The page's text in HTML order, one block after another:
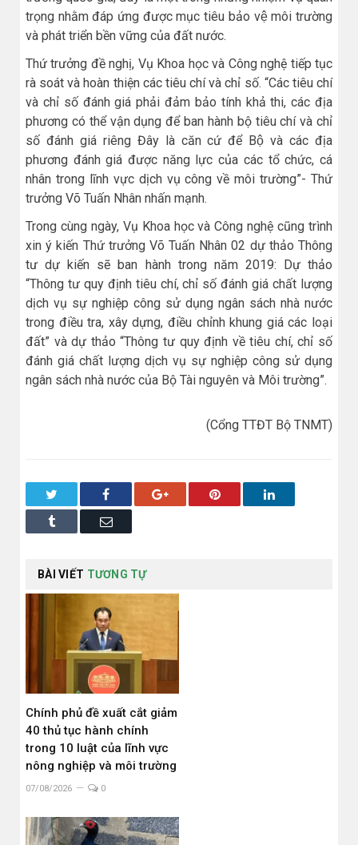
trọng nhằm đáp ứng được mục tiêu bảo vệ môi trường
và phát triển bền vững của đất nước.
Thứ trưởng đề nghị, Vụ Khoa học và Công nghệ tiếp tục
rà soát và hoàn thiện các tiêu chí và chỉ số. “Các tiêu chí
và chỉ số đánh giá phải đảm bảo tính khả thi, các địa
phương có thể vận dụng để ban hành bộ tiêu chí và chỉ
số đánh giá riêng Đây là căn cứ để Bộ và các địa
phương đánh giá được năng lực của các tổ chức, cá
nhân trong lĩnh vực dịch vụ công về môi trường”- Thứ
trưởng Võ Tuấn Nhân nhấn mạnh.
Trong cùng ngày, Vụ Khoa học và Công nghệ cũng trình
xin ý kiến Thứ trưởng Võ Tuấn Nhân 02 dự thảo Thông
tư dự kiến sẽ ban hành trong năm 2019: Dự thảo
“Thông tư quy định tiêu chí, chỉ số đánh giá chất lượng
dịch vụ sự nghiệp công sử dụng ngân sách nhà nước
trong điều tra, xây dựng, điều chỉnh khung giá các loại
đất” và dự thảo “Thông tư quy định về tiêu chí, chỉ số
đánh giá chất lượng dịch vụ sự nghiệp công sử dụng
ngân sách nhà nước của Bộ Tài nguyên và Môi trường”.
(Cổng TTĐT Bộ TNMT)
Facebook Google+ Pinterest LinkedIn
Tumblr Email
BÀI VIẾT TƯƠNG TỰ
Chính phủ đề xuất cắt giảm
40 thủ tục hành chính
trong 10 luật của lĩnh vực
nông nghiệp và môi trường
07/08/2026 0